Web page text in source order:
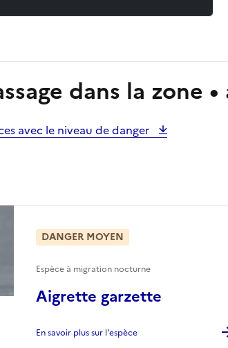
dans la zone
avec le niveau de danger
Aigrette garzette
DANGER MOYEN
Espèce à migration nocturne
En savoir plus sur l'espèce